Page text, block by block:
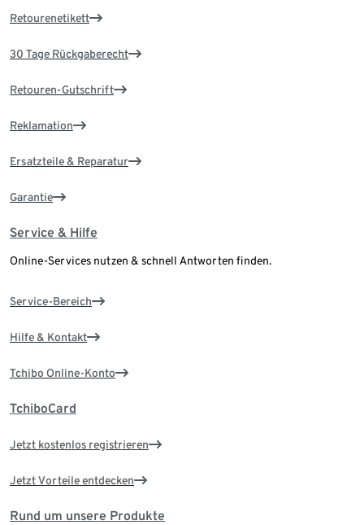
Retourenetikett
30 Tage Rückgaberecht
Retouren-Gutschrift
Reklamation
Ersatzteile & Reparatur
Garantie
Service & Hilfe
Online-Services nutzen & schnell Antworten finden.
Service-Bereich
Hilfe & Kontakt
Tchibo Online-Konto
TchiboCard
Jetzt kostenlos registrieren
Jetzt Vorteile entdecken
Rund um unsere Produkte